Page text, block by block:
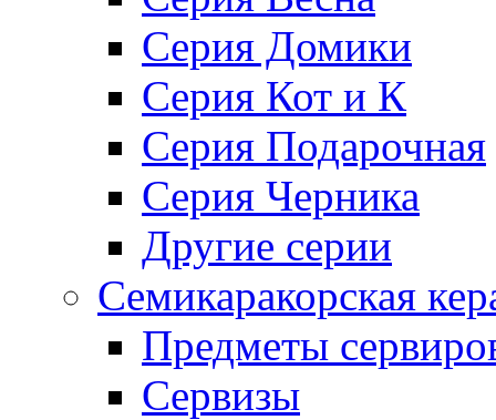
Серия Домики
Серия Кот и К
Серия Подарочная
Серия Черника
Другие серии
Семикаракорская
Предметы
Сервизы